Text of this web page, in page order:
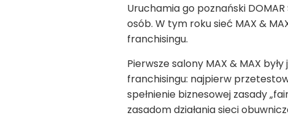
Uruchamia go poznański
osób. W tym roku sieć MAX &
franchisingu.
Pierwsze salony MAX & MAX
franchisingu: najpierw
spełnienie biznesowej zasady
zasadom działania sieci